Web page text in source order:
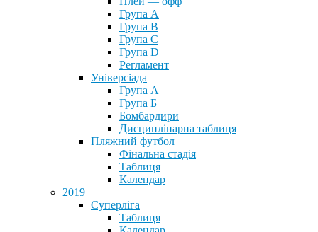
Група А
Група B
Група С
Група D
Регламент
Універсіада
Група А
Група Б
Бомбардири
Дисциплінарна таблиця
Пляжний футбол
Фінальна стадія
Таблиця
Календар
2019
Суперліга
Таблиця